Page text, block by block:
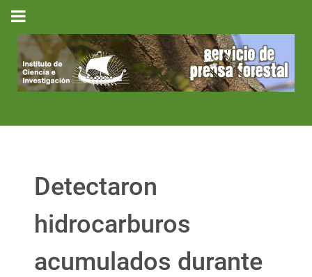
Detectaron
hidrocarburos
acumulados durante